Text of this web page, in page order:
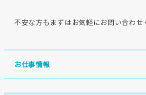
不安な方もまずはお気軽にお問い合わ
お仕事情報